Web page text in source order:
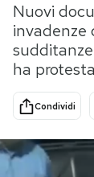
Politica
Internet
Scienza
Cultura
Sport
Nuovi
invadenze
ha
Condividi